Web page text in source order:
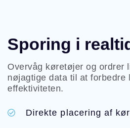
Sporing i
Overvåg køretøjer og ordrer
nøjagtige data til at forbedre
effektiviteten.
Direkte placering af